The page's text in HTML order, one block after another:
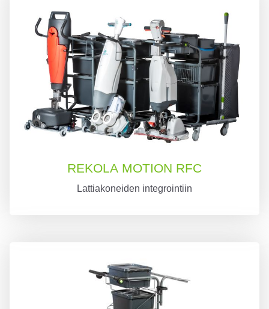
REKOLA MOTION RFC
Lattiakoneiden integrointiin